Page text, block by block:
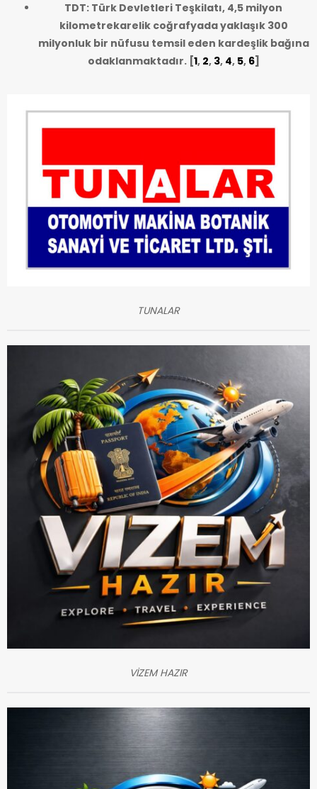
TDT: Türk Devletleri Teşkilatı, 4,5 milyon
kilometrekarelik coğrafyada yaklaşık 300
milyonluk bir nüfusu temsil eden kardeşlik bağına
odaklanmaktadır.[1, 2, 3, 4, 5, 6]
TUNALAR
VİZEM HAZIR